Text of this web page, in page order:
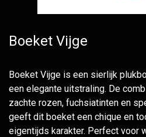
Boeket Vijge
Boeket Vijge is een sierlijk
een elegante uitstraling. De
zachte rozen, fuchsiatinten en
geeft dit boeket een chique en
eigentijds karakter. Perfect voor